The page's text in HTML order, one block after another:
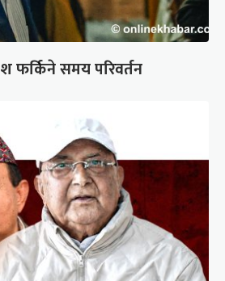
फर्किने समय परिवर्तन